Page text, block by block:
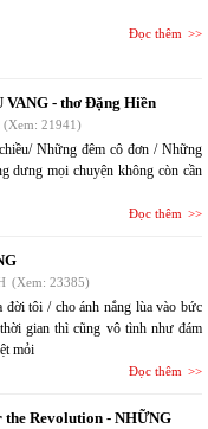
Đọc thêm
- thơ Đặng Hiền
(Xem: 21941)
Những đêm cô đơn / Những
dưng mọi chuyện không còn cần
Đọc thêm
(Xem: 23385)
đời tôi / cho ánh nắng lùa vào bức
gian thì cũng vô tình như đám
mỏi
Đọc thêm
Revolution - NHỮNG